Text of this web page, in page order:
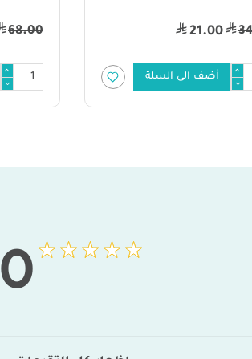
68.00
54.00
أضف الى السلة
0